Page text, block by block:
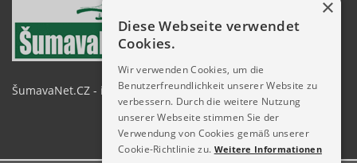
ŠumavaNet.CZ - informace o regionu
×
Diese Webseite verwendet
Cookies.
Wir verwenden Cookies, um die
Benutzerfreundlichkeit unserer Website zu
verbessern. Durch die weitere Nutzung
unserer Webseite stimmen Sie der
Verwendung von Cookies gemäß unserer
Cookie-Richtlinie zu. Weitere Informationen